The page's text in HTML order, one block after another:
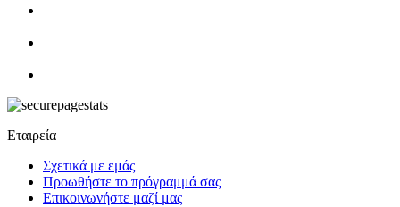
Εταιρεία
Σχετικά με εμάς
Προωθήστε το πρόγραμμά σας
Επικοινωνήστε μαζί μας